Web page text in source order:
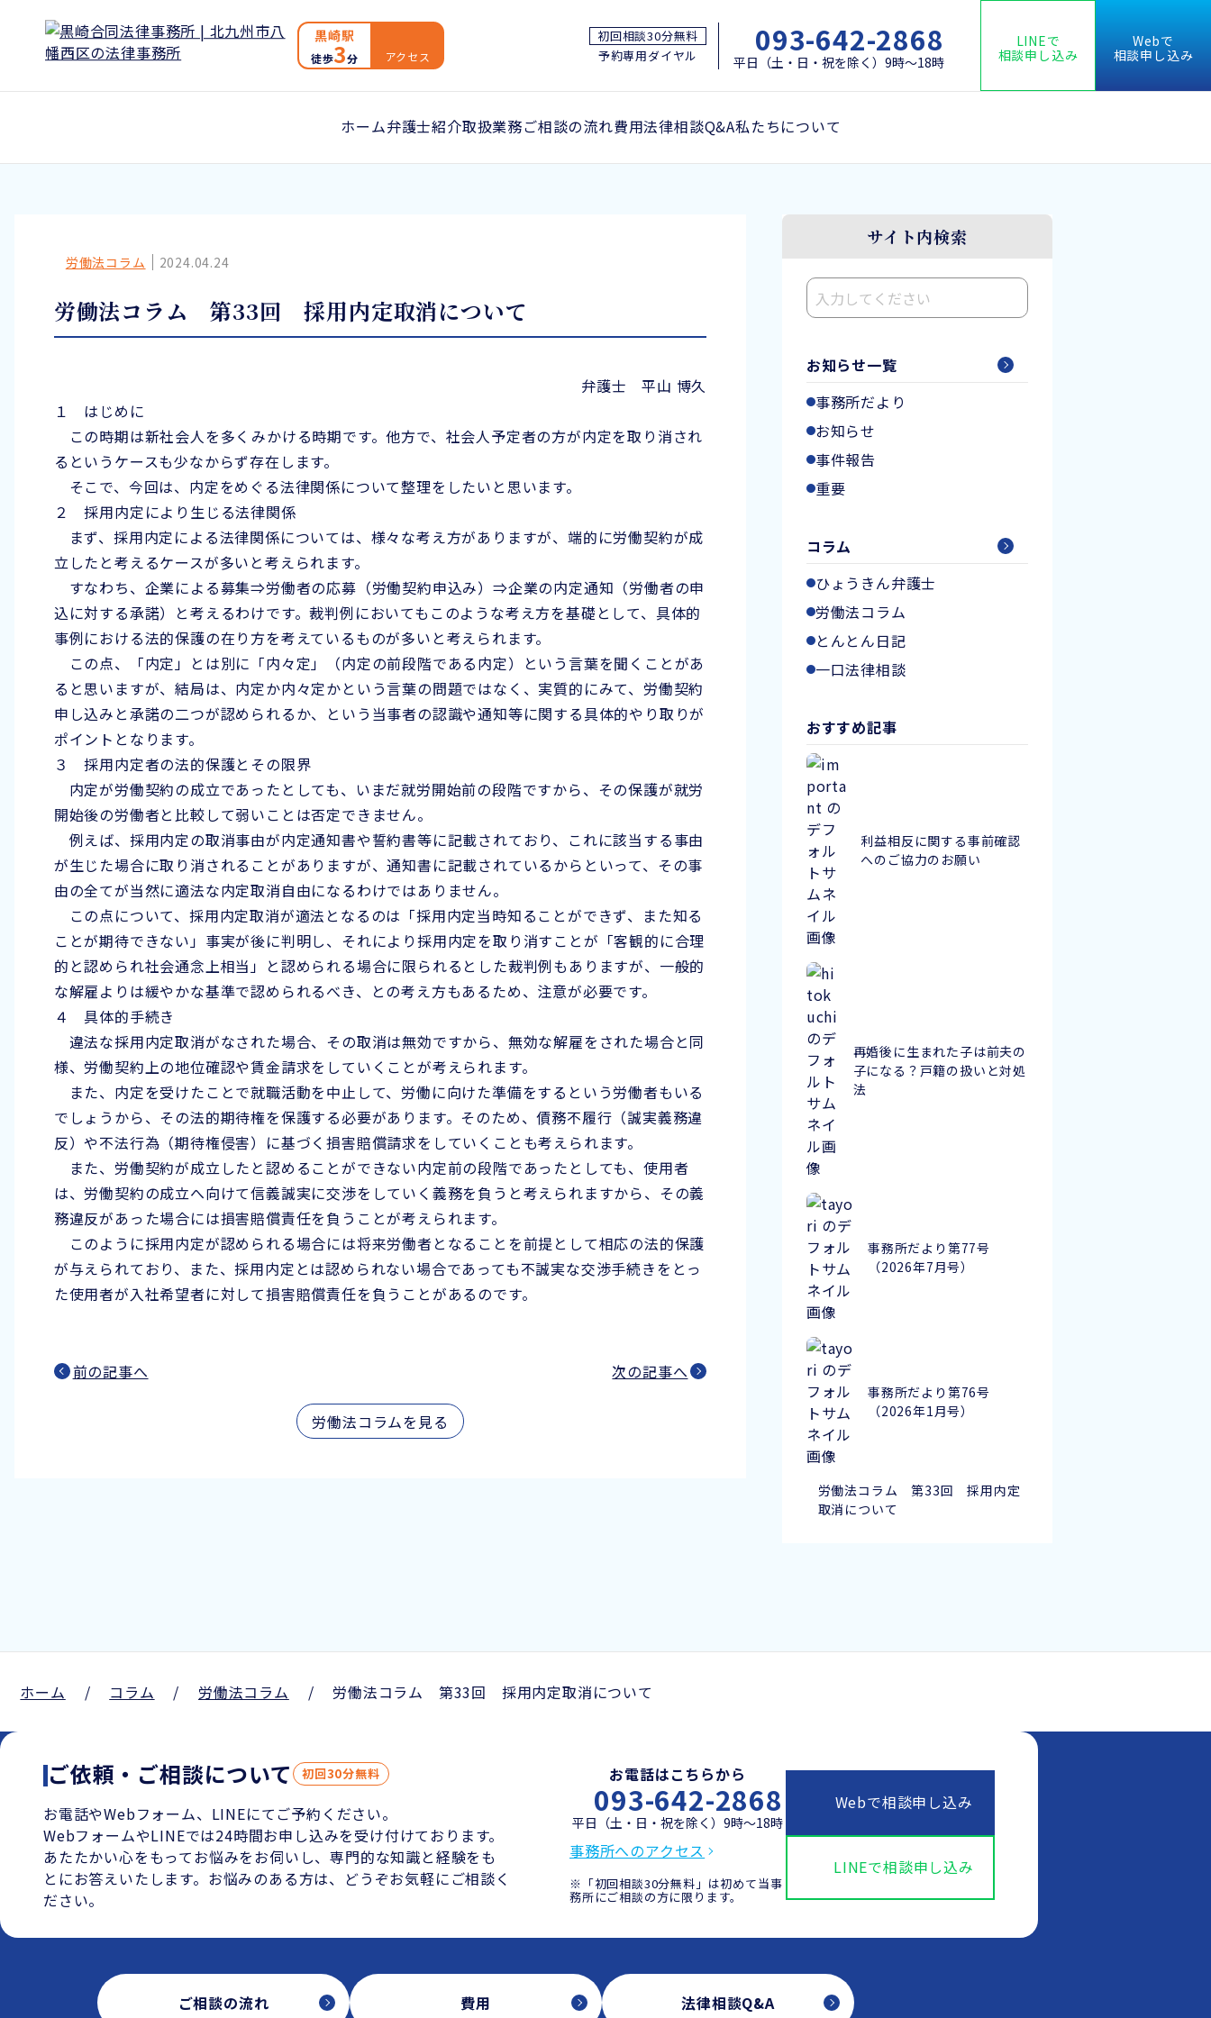
黒崎駅
徒歩3分 アクセス
初回相談30分無料
予約専用ダイヤル
093-642-2868
平日（土・日・祝を除く）9時～18時
LINEで
相談申し込み
Webで
相談申し込み
ホーム弁護士紹介取扱業務ご相談の流れ費用法律相談Q&A私たちについて
労働法コラム 2024.04.24
労働法コラム 第33回 採用内定取消について
弁護士 平山 博久
１ はじめに
この時期は新社会人を多くみかける時期です。他方で、社会人予定者の方が内定を取り消され
るというケースも少なからず存在します。
そこで、今回は、内定をめぐる法律関係について整理をしたいと思います。
２ 採用内定により生じる法律関係
まず、採用内定による法律関係については、様々な考え方がありますが、端的に労働契約が成
立したと考えるケースが多いと考えられます。
すなわち、企業による募集⇒労働者の応募（労働契約申込み）⇒企業の内定通知（労働者の申
込に対する承諾）と考えるわけです。裁判例においてもこのような考え方を基礎として、具体的
事例における法的保護の在り方を考えているものが多いと考えられます。
この点、「内定」とは別に「内々定」（内定の前段階である内定）という言葉を聞くことがあ
ると思いますが、結局は、内定か内々定かという言葉の問題ではなく、実質的にみて、労働契約
申し込みと承諾の二つが認められるか、という当事者の認識や通知等に関する具体的やり取りが
ポイントとなります。
３ 採用内定者の法的保護とその限界
内定が労働契約の成立であったとしても、いまだ就労開始前の段階ですから、その保護が就労
開始後の労働者と比較して弱いことは否定できません。
例えば、採用内定の取消事由が内定通知書や誓約書等に記載されており、これに該当する事由
が生じた場合に取り消されることがありますが、通知書に記載されているからといって、その事
由の全てが当然に適法な内定取消自由になるわけではありません。
この点について、採用内定取消が適法となるのは「採用内定当時知ることができず、また知る
ことが期待できない」事実が後に判明し、それにより採用内定を取り消すことが「客観的に合理
的と認められ社会通念上相当」と認められる場合に限られるとした裁判例もありますが、一般的
な解雇よりは緩やかな基準で認められるべき、との考え方もあるため、注意が必要です。
４ 具体的手続き
違法な採用内定取消がなされた場合、その取消は無効ですから、無効な解雇をされた場合と同
様、労働契約上の地位確認や賃金請求をしていくことが考えられます。
また、内定を受けたことで就職活動を中止して、労働に向けた準備をするという労働者もいる
でしょうから、その法的期待権を保護する必要があります。そのため、債務不履行（誠実義務違
反）や不法行為（期待権侵害）に基づく損害賠償請求をしていくことも考えられます。
また、労働契約が成立したと認めることができない内定前の段階であったとしても、使用者
は、労働契約の成立へ向けて信義誠実に交渉をしていく義務を負うと考えられますから、その義
務違反があった場合には損害賠償責任を負うことが考えられます。
このように採用内定が認められる場合には将来労働者となることを前提として相応の法的保護
が与えられており、また、採用内定とは認められない場合であっても不誠実な交渉手続きをとっ
た使用者が入社希望者に対して損害賠償責任を負うことがあるのです。
前の記事へ 次の記事へ
労働法コラムを見る
サイト内検索
お知らせ一覧
事務所だより
お知らせ
事件報告
重要
コラム
ひょうきん弁護士
労働法コラム
とんとん日記
一口法律相談
おすすめ記事
利益相反に関する事前確認
へのご協力のお願い
再婚後に生まれた子は前夫の
子になる？戸籍の扱いと対処
法
事務所だより第77号
（2026年7月号）
事務所だより第76号
（2026年1月号）
労働法コラム 第33回 採用内定
取消について
ホーム / コラム / 労働法コラム / 労働法コラム 第33回 採用内定取消について
ご依頼・ご相談について 初回30分無料
お電話やWebフォーム、LINEにてご予約ください。
WebフォームやLINEでは24時間お申し込みを受け付けております。
あたたかい心をもってお悩みをお伺いし、専門的な知識と経験をも
とにお答えいたします。お悩みのある方は、どうぞお気軽にご相談く
ださい。
お電話はこちらから
093-642-2868
平日（土・日・祝を除く）9時～18時
事務所へのアクセス
※「初回相談30分無料」は初めて当事
務所にご相談の方に限ります。
Webで相談申し込み
LINEで相談申し込み
ご相談の流れ 費用 法律相談Q&A